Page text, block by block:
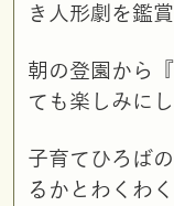
き人形劇を鑑
朝の登園から
ても楽しみに
子育てひろば
るかとわくわ